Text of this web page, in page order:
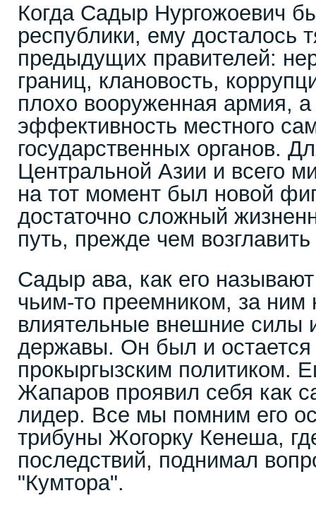
Когда Садыр Нургожоевич
республики, ему досталось
предыдущих правителей:
границ, клановость,
плохо вооруженная армия, а
эффективность местного
государственных органов.
Центральной Азии и всего
на тот момент был новой
достаточно сложный
путь, прежде чем возглавить
Садыр ава, как его
чьим-то преемником, за ним
влиятельные внешние силы
державы. Он был и остается
прокыргызским политиком.
Жапаров проявил себя как
лидер. Все мы помним его
трибуны Жогорку Кенеша,
последствий, поднимал
"Кумтора".